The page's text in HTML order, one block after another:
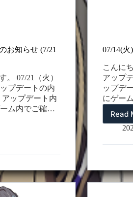
お知らせ (7/21
。 07/21（火）
プデートの内
ップデート内
ム内でご確認
ェロニカプレ
広告視聴スキ
ニューアルス
編 – 新しい主
中心とした新
07/14(
こんに
アップ
ップデ
にゲー
新しい
ス・デ
2026/
2026/
Read